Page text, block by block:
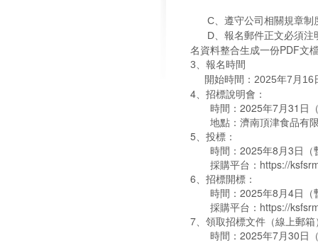
C 、遵守公司相關規章
D、 報名郵件正文必須
名資料整合生成一份PDF文
3、報名時間
開始時間：2025年7月16
4、招標說明會：
時間：2025年7月31日
地點：濟南頂津食品有限
5、投標：
時間：2025年8月3日（
採購平台：https://
6、招標開標：
時間：2025年8月4日（
採購平台：https://
7、領取招標文件（線上郵箱
時間：2025年7月30日